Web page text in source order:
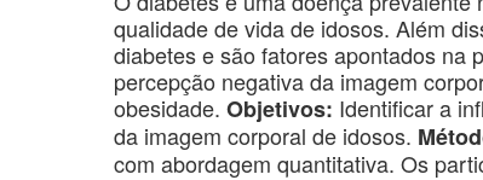
qualidade de vida de idosos. Além
diabetes e são fatores apontados na
percepção negativa da imagem
obesidade. Objetivos: Identificar a
da imagem corporal de idosos.
com abordagem quantitativa. Os